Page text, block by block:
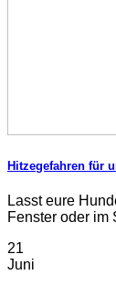
Hitzegefahren für
Lasst eure
Fenster oder im
21
Juni